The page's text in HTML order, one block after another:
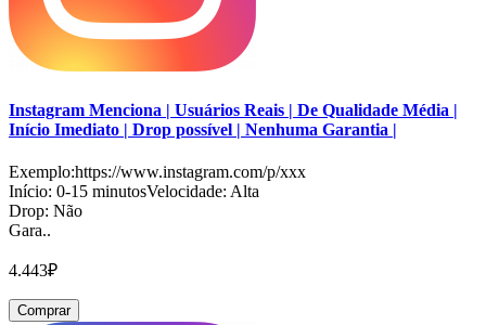
Instagram Menciona | Usuários Reais | De Qualidade Média |
Início Imediato | Drop possível | Nenhuma Garantia |
Exemplo:https://www.instagram.com/p/xxx
Início: 0-15 minutosVelocidade: Alta
Drop: Não
Gara..
4.443₽
Comprar